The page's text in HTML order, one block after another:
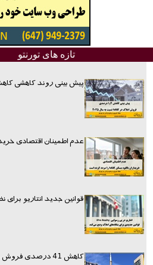
تازه های تورنتو
پیش بینی روند کاهشی
عدم اطمینان اقتصادی
قوانین جدید انتاریو برای
کاهش 41 درصدی فروش خانه در تورنتو